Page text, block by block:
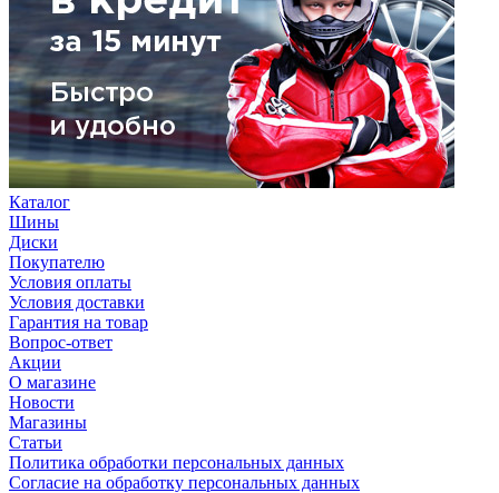
Каталог
Шины
Диски
Покупателю
Условия оплаты
Условия доставки
Гарантия на товар
Вопрос-ответ
Акции
О магазине
Новости
Магазины
Статьи
Политика обработки персональных данных
Согласие на обработку персональных данных